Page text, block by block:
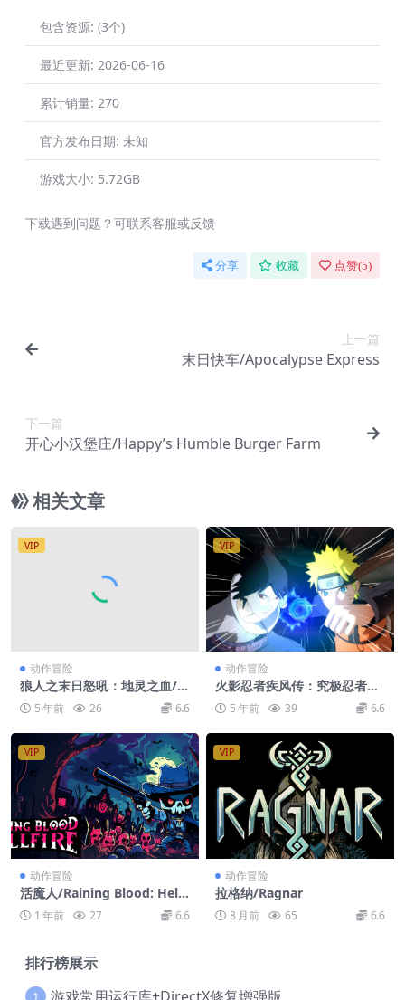
包含资源: (3个)
最近更新: 2026-06-16
累计销量: 270
官方发布日期: 未知
游戏大小: 5.72GB
下载遇到问题？可联系客服或反馈
分享 收藏 点赞(5)
上一篇
末日快车/Apocalypse Express
下一篇
开心小汉堡庄/Happy’s Humble Burger Farm
相关文章
VIP
动作冒险
狼人之末日怒吼：地灵之血/W
erewolf: The Apocalypse –
Earthblood
5 年前 26 6.6
VIP
动作冒险
火影忍者疾风传：究极忍者风
暴-革命/Naruto Shippuden:
Ultimate Ninja Storm Revo
lution
5 年前 39 6.6
VIP
动作冒险
活魔人/Raining Blood: Hell
fire1 年前 27 6.6
VIP
动作冒险
拉格纳/Ragnar
8 月前 65 6.6
排行榜展示
1 游戏常用运行库+DirectX修复增强版